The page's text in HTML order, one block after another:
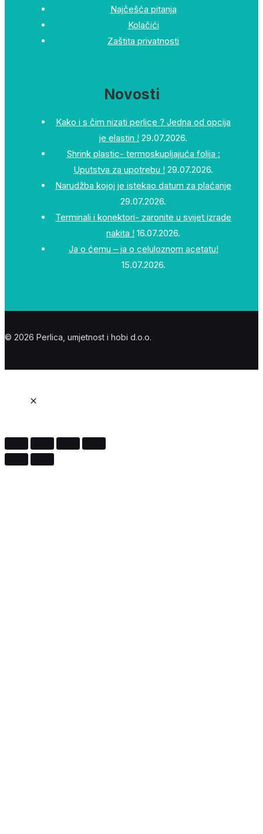
Najčešća pitanja
Kolačići
Zaštita privatnosti
Novosti
Kako i s čim nizati perlice ? Jedna od opcija
je elastin ! 29.07.2026.
Shrink plastic- termoskupljajuća folija :
Uputstva za upotrebu ! 29.07.2026.
Narudžba kojoj je istekao datum za plaćanje
29.07.2026.
Terminali i konektori- zaronite u svijet izrade
nakita ! 16.07.2026.
Ja o ćemu – ja o celuloznom acetatu!
15.07.2026.
© 2026 Perlica, umjetnost i hobi d.o.o.